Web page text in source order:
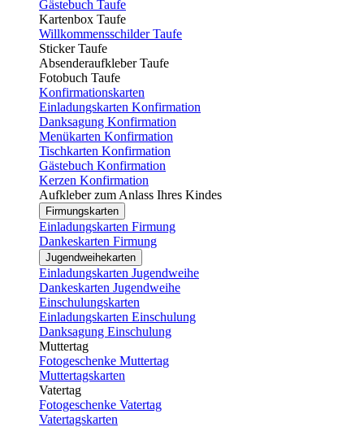
Gästebuch Taufe
Kartenbox Taufe
Willkommensschilder Taufe
Sticker Taufe
Absenderaufkleber Taufe
Fotobuch Taufe
Konfirmationskarten
Einladungskarten Konfirmation
Danksagung Konfirmation
Menükarten Konfirmation
Tischkarten Konfirmation
Gästebuch Konfirmation
Kerzen Konfirmation
Aufkleber zum Anlass Ihres Kindes
Firmungskarten
Einladungskarten Firmung
Dankeskarten Firmung
Jugendweihekarten
Einladungskarten Jugendweihe
Dankeskarten Jugendweihe
Einschulungskarten
Einladungskarten Einschulung
Danksagung Einschulung
Muttertag
Fotogeschenke Muttertag
Muttertagskarten
Vatertag
Fotogeschenke Vatertag
Vatertagskarten